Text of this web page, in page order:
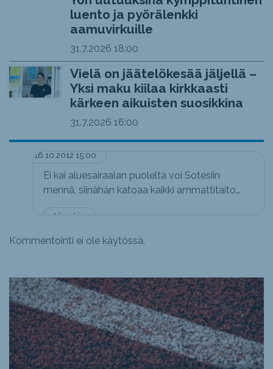
luento ja pyörälenkki
aamuvirkuille
31.7.2026 18:00
Vielä on jäätelökesää jäljellä –
Yksi maku kiilaa kirkkaasti
kärkeen aikuisten suosikkina
31.7.2026 16:00
16.10.2012 15:00
Nimetön
Ei kai aluesairaalan puolelta voi Sotesiin
mennä, siinähän katoaa kaikki ammattitaito…
Kommentointi ei ole käytössä.